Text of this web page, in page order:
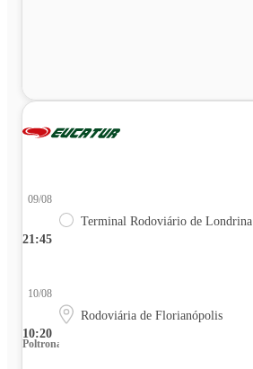
21:45
09/08
Terminal Rodoviário de Londrina
10:20
10/08
Rodoviária de Florianópolis
Poltrona